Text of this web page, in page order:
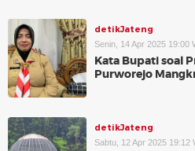
detikJateng
Senin, 14 Apr 2025 19:00
Kata Bupati soal
Purworejo
detikJateng
Sabtu, 12 Apr 2025 19:12